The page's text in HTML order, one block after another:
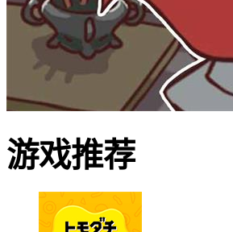
游戏推荐